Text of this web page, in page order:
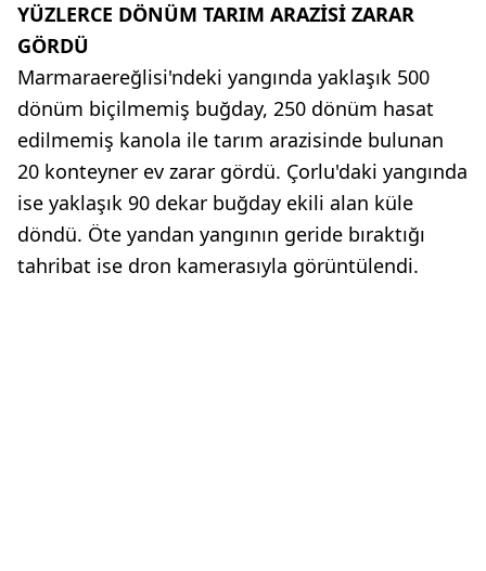
YÜZLERCE DÖNÜM TARIM ARAZİSİ ZARAR
GÖRDÜ
Marmaraereğlisi'ndeki yangında yaklaşık 500
dönüm biçilmemiş buğday, 250 dönüm hasat
edilmemiş kanola ile tarım arazisinde bulunan
20 konteyner ev zarar gördü. Çorlu'daki yangında
ise yaklaşık 90 dekar buğday ekili alan küle
döndü. Öte yandan yangının geride bıraktığı
tahribat ise dron kamerasıyla görüntülendi.